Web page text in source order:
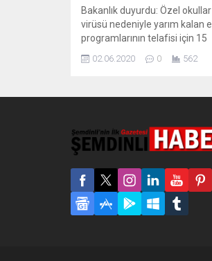
Bakanlık duyurdu: Özel
virüsü nedeniyle yarım kalan
programlarının telafisi için 15
yüz yüze eğitim verecek. Milli
açıkladı. Bakanlığın
açıklamasında, “Özel okullar,
02.06.2020 0 562